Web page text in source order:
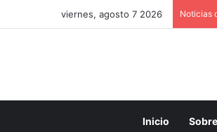
viernes, agosto 7 2026 Noticias
Inicio